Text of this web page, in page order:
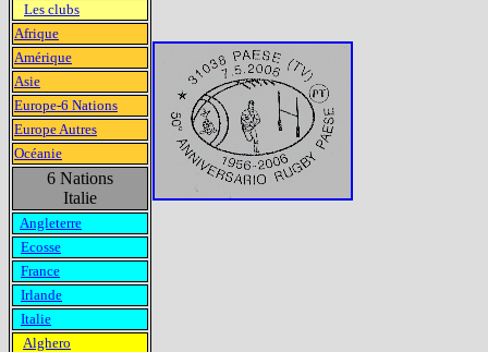
Les clubs
Afrique
Amérique
Asie
Europe-6 Nations
Europe Autres
Océanie
6 Nations
Italie
Angleterre
Ecosse
France
Irlande
Italie
Alghero